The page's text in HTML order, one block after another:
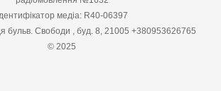
медіа: R40-06397
бульв. Свободи , буд. 8, 21005 +380953626765
© 2025